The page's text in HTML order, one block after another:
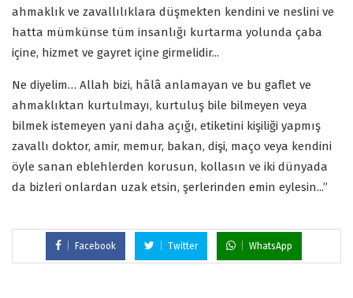
ahmaklık ve zavallılıklara düşmekten kendini ve neslini ve
hatta mümkünse tüm insanlığı kurtarma yolunda çaba
içine, hizmet ve gayret içine girmelidir...
Ne diyelim… Allah bizi, hâlâ anlamayan ve bu gaflet ve
ahmaklıktan kurtulmayı, kurtuluş bile bilmeyen veya
bilmek istemeyen yani daha açığı, etiketini kişiliği yapmış
zavallı doktor, amir, memur, bakan, dişi, maço veya kendini
öyle sanan eblehlerden korusun, kollasın ve iki dünyada
da bizleri onlardan uzak etsin, şerlerinden emin eylesin...”
Facebook Twitter WhatsApp